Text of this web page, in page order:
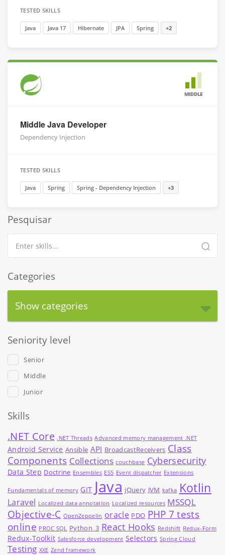
TESTED SKILLS
Java Java 17 Hibernate JPA Spring +2
MIDDLE
Middle Java Developer
Dependency Injection
TESTED SKILLS
Java Spring Spring - Dependency Injection +3
Pesquisar
Categories
Show categories
Seniority level
Senior
Middle
Junior
Skills
.NET Core .NET Threads Advanced memory management .NET
Android Service Ansible API BroadcastReceivers Class
Components Collections couchbase Cybersecurity
Data Step Doctrine Ensembles ES5 Event dispatcher Extensions
Fundamentals of memory GIT Java jQuery JVM kafka Kotlin
Laravel Localized data annotation Localized resources MSSQL
Objective-C OpenZeppelin oracle PDO PHP 7 tests
online PROC SQL Python_3 React Hooks Redshift Redux-Form
Redux-Toolkit Salesforce development Selectors Spring Cloud
Testing XXE Zend framework